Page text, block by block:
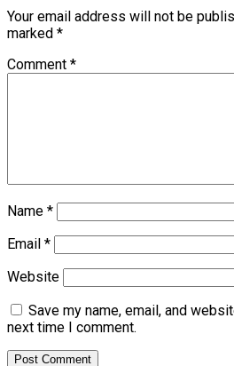
Your email address will not be
marked *
Comment *
Name *
Email *
Website
Save my name, email, and
next time I comment.